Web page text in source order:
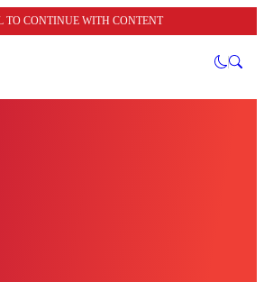
TO CONTINUE WITH CONTENT